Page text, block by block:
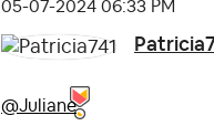
‎05-07-2024 06:33 PM
@Juliane